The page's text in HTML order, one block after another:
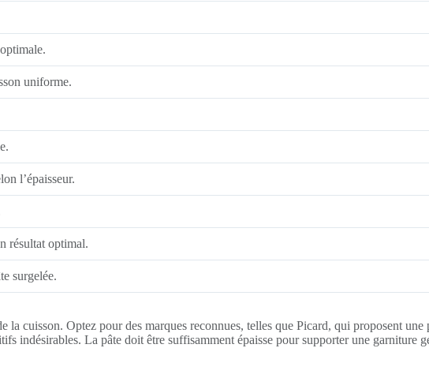
uniforme.
l’épaisseur.
résultat optimal.
surgelée.
la cuisson. Optez pour des marques reconnues, telles que Picard, qui proposent
indésirables. La pâte doit être suffisamment épaisse pour supporter une garniture